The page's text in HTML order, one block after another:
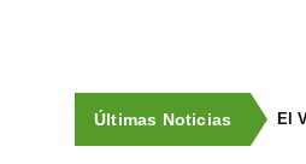
Últimas Noticias El